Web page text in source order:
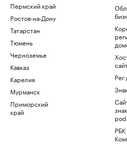
Пермский край
Ростов-на-Дону
Татарстан
Тюмень
Черноземье
Кавказ
Карелия
Мурманск
Приморский
край
РБК